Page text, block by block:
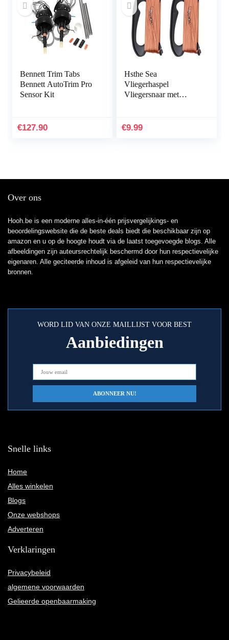
Bennett Trim Tabs
Bennett AutoTrim Pro
Sensor Kit
€127.90
Hsthe Sea
Vliegerhaspel
Vliegersnaar met
(zwart)
€9.99
Over ons
Hooh.be is een moderne alles-in-één prijsvergelijkings- en
beoordelingswebsite die de beste deals biedt die beschikbaar zijn op
amazon en u op de hoogte houdt via de laatst toegevoegde blogs. Alle
afbeeldingen zijn auteursrechtelijk beschermd door hun respectievelijke
eigenaren. Alle geciteerde inhoud is afgeleid van hun respectievelijke
bronnen.
WORD LID VAN ONZE MAILLIJST VOOR BEST
Aanbiedingen
Snelle links
Home
Alles winkelen
Blogs
Onze webshops
Adverteren
Verklaringen
Privacybeleid
algemene voorwaarden
Gelieerde openbaarmaking